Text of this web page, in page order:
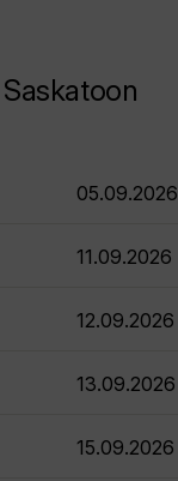
05.09.2026
11.09.2026
12.09.2026
13.09.2026
15.09.2026